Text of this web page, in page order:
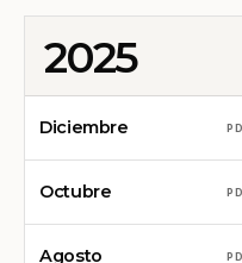
2025
Diciembre
Octubre
Agosto